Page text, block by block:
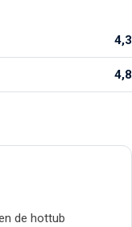
4,3
4,8
de hottub